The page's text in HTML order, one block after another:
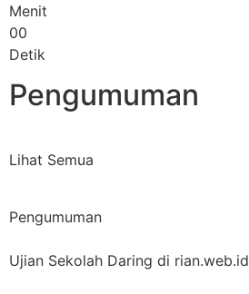
Menit
00
Detik
Pengumuman
Lihat Semua
Pengumuman
Ujian Sekolah Daring di rian.web.id